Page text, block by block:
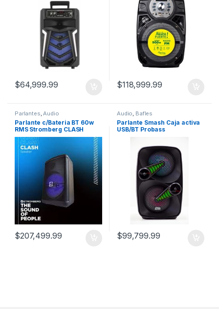
$64,999.99 $118,999.99
Parlantes,Audio
Parlante c/Bateria BT 60w
RMS Stromberg CLASH
$207,499.99
Audio, Bafles
Parlante Smash Caja activa
USB/BT Probass
$99,799.99